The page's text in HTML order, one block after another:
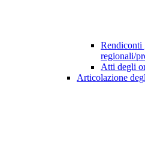
Rendiconti
regionali/
Atti degli
Articolazione